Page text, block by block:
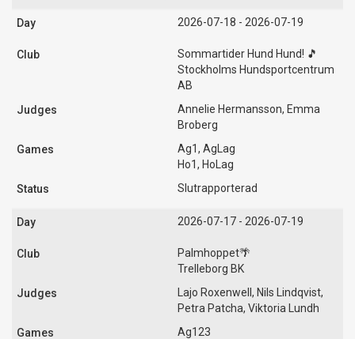
2026-07-18 - 2026-07-19
Sommartider Hund Hund! 🎵
Stockholms Hundsportcentrum
AB
Annelie Hermansson, Emma
Broberg
Ag1, AgLag
Ho1, HoLag
Slutrapporterad
2026-07-17 - 2026-07-19
Palmhoppet🌴
Trelleborg BK
Lajo Roxenwell, Nils Lindqvist,
Petra Patcha, Viktoria Lundh
Ag123